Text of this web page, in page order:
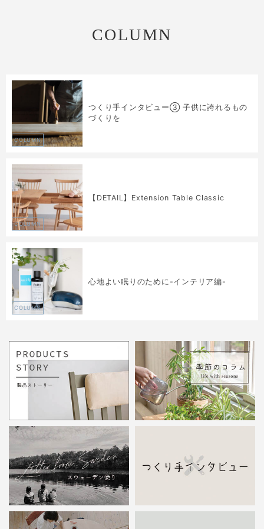
COLUMN
COLUMN
つくり手インタビュー③ 子供に誇れるもの
づくりを
COLUMN
【DETAIL】Extension Table Classic
COLUMN
心地よい眠りのために-インテリア編-